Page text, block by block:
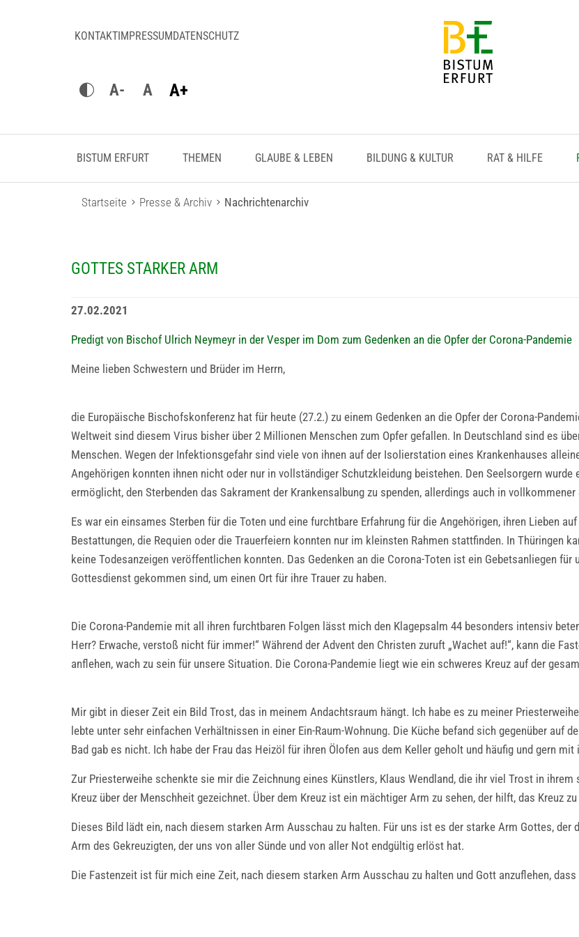
KONTAKTIMPRESSUMDATENSCHUTZ
A- A A+
BISTUM ERFURT THEMEN GLAUBE & LEBEN BILDUNG & KULTUR RAT & HILFE
Startseite Presse & Archiv Nachrichtenarchiv
GOTTES STARKER ARM
27.02.2021
Predigt von Bischof Ulrich Neymeyr in der Vesper im Dom zum Gedenken an die Opfer der Corona-Pandemie
Meine lieben Schwestern und Brüder im Herrn,
die Europäische Bischofskonferenz hat für heute (27.2.) zu einem Gedenken an die Opfer der Corona-
Weltweit sind diesem Virus bisher über 2 Millionen Menschen zum Opfer gefallen. In Deutschland sind es
Menschen. Wegen der Infektionsgefahr sind viele von ihnen auf der Isolierstation eines Krankenhauses
Angehörigen konnten ihnen nicht oder nur in vollständiger Schutzkleidung beistehen. Den Seelsorgern wurde
ermöglicht, den Sterbenden das Sakrament der Krankensalbung zu spenden, allerdings auch in vollkommener
Es war ein einsames Sterben für die Toten und eine furchtbare Erfahrung für die Angehörigen, ihren Lieben
Bestattungen, die Requien oder die Trauerfeiern konnten nur im kleinsten Rahmen stattfinden. In Thüringen
keine Todesanzeigen veröffentlichen konnten. Das Gedenken an die Corona-Toten ist ein Gebetsanliegen
Gottesdienst gekommen sind, um einen Ort für ihre Trauer zu haben.
Die Corona-Pandemie mit all ihren furchtbaren Folgen lässt mich den Klagepsalm 44 besonders intensiv
Herr? Erwache, verstoß nicht für immer!“ Während der Advent den Christen zuruft „Wachet auf!“, kann die
anflehen, wach zu sein für unsere Situation. Die Corona-Pandemie liegt wie ein schweres Kreuz auf der
Mir gibt in dieser Zeit ein Bild Trost, das in meinem Andachtsraum hängt. Ich habe es zu meiner
lebte unter sehr einfachen Verhältnissen in einer Ein-Raum-Wohnung. Die Küche befand sich gegenüber auf
Bad gab es nicht. Ich habe der Frau das Heizöl für ihren Ölofen aus dem Keller geholt und häufig und gern
Zur Priesterweihe schenkte sie mir die Zeichnung eines Künstlers, Klaus Wendland, die ihr viel Trost in
Kreuz über der Menschheit gezeichnet. Über dem Kreuz ist ein mächtiger Arm zu sehen, der hilft, das Kreuz
Dieses Bild lädt ein, nach diesem starken Arm Ausschau zu halten. Für uns ist es der starke Arm Gottes,
Arm des Gekreuzigten, der uns von aller Sünde und von aller Not endgültig erlöst hat.
Die Fastenzeit ist für mich eine Zeit, nach diesem starken Arm Ausschau zu halten und Gott anzuflehen,